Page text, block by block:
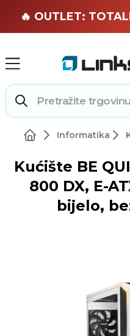
🏄
🔥 OUTLET:
Informatika
Kućište BE
800 DX, E-
bijelo,